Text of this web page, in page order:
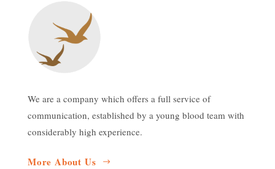
We are a company which offers a full service of
communication, established by a young blood team with
considerably high experience.
More About Us